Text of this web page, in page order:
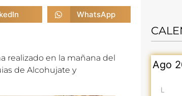
WhatsApp
realizado en la mañana del
de Alcohujate y
L